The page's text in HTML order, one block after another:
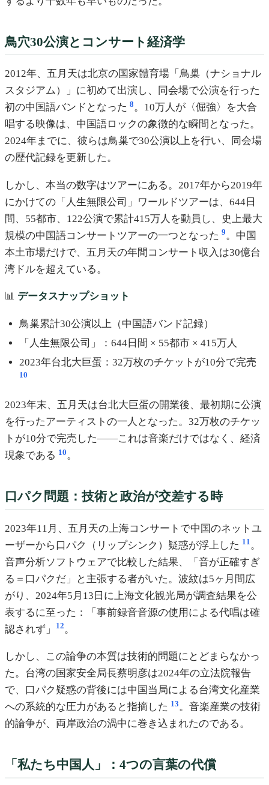
鳥穴30公演とコンサート経済学
2012年、五月天は北京の国家體育場「鳥巢（ナショナル
スタジアム）」に初めて出演し、同会場で公演を行った
初の中国語バンドとなった 8。10万人が〈倔強〉を大合
唱する映像は、中国語ロックの象徴的な瞬間となった。
2024年までに、彼らは鳥巢で30公演以上を行い、同会場
の歴代記録を更新した。
しかし、本当の数字はツアーにある。2017年から2019年
にかけての「人生無限公司」ワールドツアーは、644日
間、55都市、122公演で累計415万人を動員し、史上最大
規模の中国語コンサートツアーの一つとなった 9。中国
本土市場だけで、五月天の年間コンサート収入は30億台
湾ドルを超えている。
📊 データスナップショット
鳥巢累計30公演以上（中国語バンド記録）
「人生無限公司」：644日間 × 55都市 × 415万人
2023年台北大巨蛋：32万枚のチケットが10分で完売
10
2023年末、五月天は台北大巨蛋の開業後、最初期に公演
を行ったアーティストの一人となった。32万枚のチケッ
トが10分で完売した——これは音楽だけではなく、経済
現象である 10。
口パク問題：技術と政治が交差する時
2023年11月、五月天の上海コンサートで中国のネットユ
ーザーから口パク（リップシンク）疑惑が浮上した 11 。
音声分析ソフトウェアで比較した結果、「音が正確すぎ
る＝口パクだ」と主張する者がいた。波紋は5ヶ月間広
がり、2024年5月13日に上海文化観光局が調査結果を公
表するに至った：「事前録音音源の使用による代唱は確
認されず」
12 。
しかし、この論争の本質は技術的問題にとどまらなかっ
た。台湾の国家安全局長蔡明彦は2024年の立法院報告
で、口パク疑惑の背後には中国当局による台湾文化産業
への系統的な圧力があると指摘した 13。音楽産業の技術
的論争が、両岸政治の渦中に巻き込まれたのである。
「私たち中国人」：4つの言葉の代償